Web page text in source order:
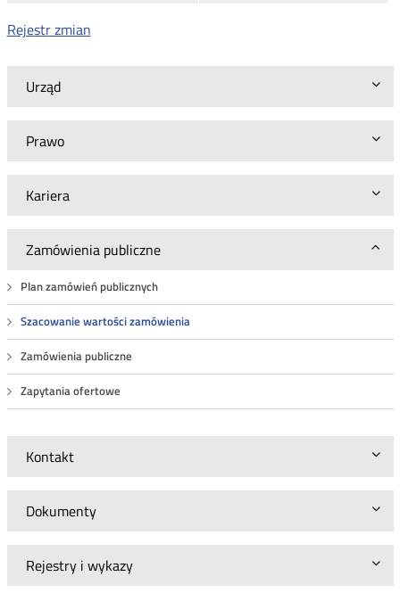
Urząd
Prawo
Kariera
Zamówienia publiczne
Plan zamówień publicznych
Szacowanie wartości zamówienia
Zamówienia publiczne
Zapytania ofertowe
Kontakt
Dokumenty
Rejestry i wykazy
Rejestr zmian